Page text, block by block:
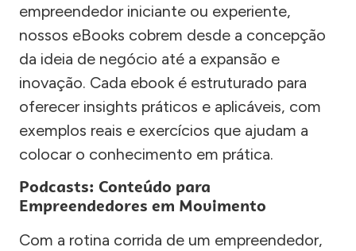
empreendedor iniciante ou experiente,
nossos eBooks cobrem desde a concepção
da ideia de negócio até a expansão e
inovação. Cada ebook é estruturado para
oferecer insights práticos e aplicáveis, com
exemplos reais e exercícios que ajudam a
colocar o conhecimento em prática.
Podcasts: Conteúdo para
Empreendedores em Movimento
Com a rotina corrida de um empreendedor,